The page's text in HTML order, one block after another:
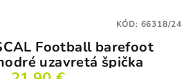
Football barefoot
uzavretá špička
KÓD: 66318/24